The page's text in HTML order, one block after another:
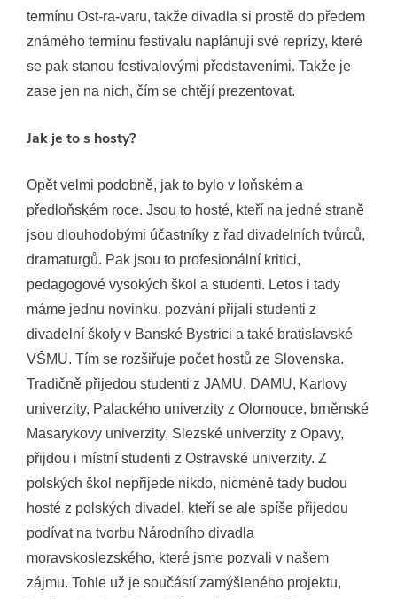
termínu Ost-ra-varu, takže divadla si prostě do předem
známého termínu festivalu naplánují své reprízy, které
se pak stanou festivalovými představeními. Takže je
zase jen na nich, čím se chtějí prezentovat.
Jak je to s hosty?
Opět velmi podobně, jak to bylo v loňském a
předloňském roce. Jsou to hosté, kteří na jedné straně
jsou dlouhodobými účastníky z řad divadelních tvůrců,
dramaturgů. Pak jsou to profesionální kritici,
pedagogové vysokých škol a studenti. Letos i tady
máme jednu novinku, pozvání přijali studenti z
divadelní školy v Banské Bystrici a také bratislavské
VŠMU. Tím se rozšiřuje počet hostů ze Slovenska.
Tradičně přijedou studenti z JAMU, DAMU, Karlovy
univerzity, Palackého univerzity z Olomouce, brněnské
Masarykovy univerzity, Slezské univerzity z Opavy,
přijdou i místní studenti z Ostravské univerzity. Z
polských škol nepřijede nikdo, nicméně tady budou
hosté z polských divadel, kteří se ale spíše přijedou
podívat na tvorbu Národního divadla
moravskoslezského, které jsme pozvali v našem
zájmu. Tohle už je součástí zamýšleného projektu,